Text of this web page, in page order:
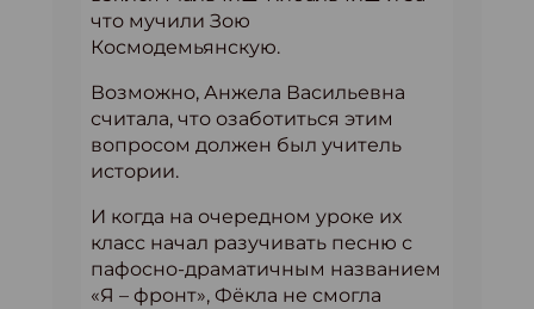
что мучили Зою
Космодемьянскую.
Возможно, Анжела Васильевна
считала, что озаботиться этим
вопросом должен был учитель
истории.
И когда на очередном уроке их
класс начал разучивать песню с
пафосно-драматичным названием
«Я – фронт», Фёкла не смогла